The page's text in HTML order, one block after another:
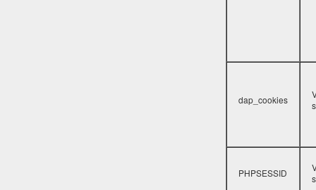
dap_cookies
PHPSESSID